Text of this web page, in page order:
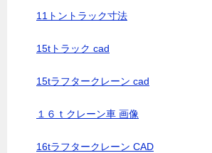
11トントラック寸法
15tトラック cad
15tラフタークレーン cad
１６ｔクレーン車 画像
16tラフタークレーン CAD